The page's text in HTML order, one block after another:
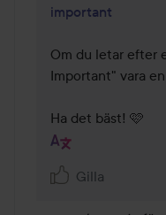
important
Om du letar efter
Important" vara
Ha det bäst! 🩷
Gilla